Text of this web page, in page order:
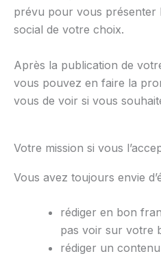
prévu pour vous présenter
social de votre choix.
Après la publication de
vous pouvez en faire la
vous de voir si vous
Votre mission si vous
Vous avez toujours envie
rédiger en bon
pas voir sur votre
rédiger un